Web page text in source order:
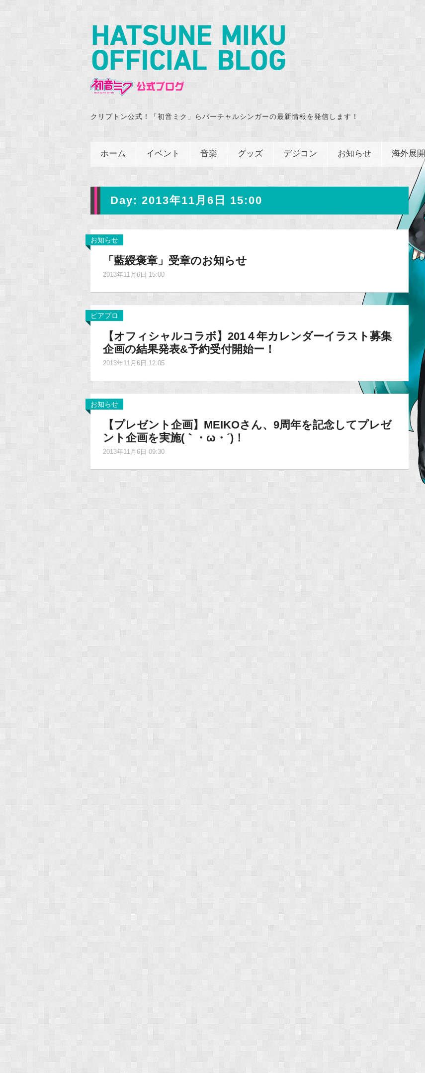
クリプトン公式！「初音ミク」らバーチャルシンガーの最新情報を発信します！
ホーム イベント 音楽 グッズ デジコン お知らせ 海外展開
Day: 2013年11月6日 15:00
お知らせ
「藍綬褒章」受章のお知らせ
2013年11月6日 15:00
ピアプロ
【オフィシャルコラボ】201４年カレンダーイラスト募集
企画の結果発表&予約受付開始ー！
2013年11月6日 12:05
お知らせ
【プレゼント企画】MEIKOさん、9周年を記念してプレゼ
ント企画を実施(｀・ω・´)！
2013年11月6日 09:30